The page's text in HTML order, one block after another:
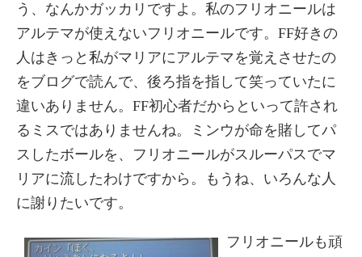
う、なんかガッカリですよ。私のフリオニールは
アルテマが使えないフリオニールです。FF好きの
人はきっと私がマリアにアルテマを覚えさせたの
をブログで読んで、後ろ指を指して笑っていたに
違いありません。FF初心者だからといって許され
るミスではありませんね。ミンウが命を賭してパ
スしたボールを、フリオニールがスルーパスでマ
リアに流したわけですから。もうね、いろんな人
に謝りたいです。
フリオニールも頑